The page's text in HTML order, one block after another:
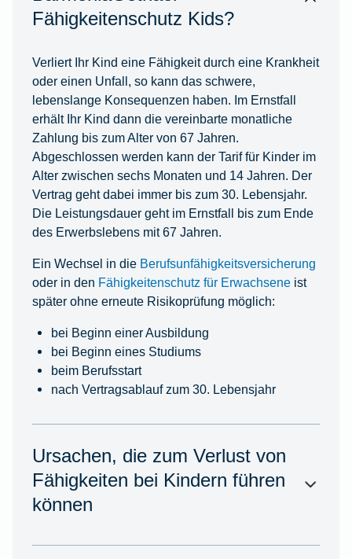
Fähigkeitenschutz Kids?
Verliert Ihr Kind eine Fähigkeit durch eine Krankheit
oder einen Unfall, so kann das schwere,
lebenslange Konsequenzen haben. Im Ernstfall
erhält Ihr Kind dann die vereinbarte monatliche
Zahlung bis zum Alter von 67 Jahren.
Abgeschlossen werden kann der Tarif für Kinder im
Alter zwischen sechs Monaten und 14 Jahren. Der
Vertrag geht dabei immer bis zum 30. Lebensjahr.
Die Leistungsdauer geht im Ernstfall bis zum Ende
des Erwerbslebens mit 67 Jahren.
Ein Wechsel in die Berufsunfähigkeitsversicherung
oder in den Fähigkeitenschutz für Erwachseneist
später ohne erneute Risikoprüfung möglich:
bei Beginn einer Ausbildung
bei Beginn eines Studiums
beim Berufsstart
nach Vertragsablauf zum 30. Lebensjahr
Ursachen, die zum Verlust von
Fähigkeiten bei Kindern führen
können